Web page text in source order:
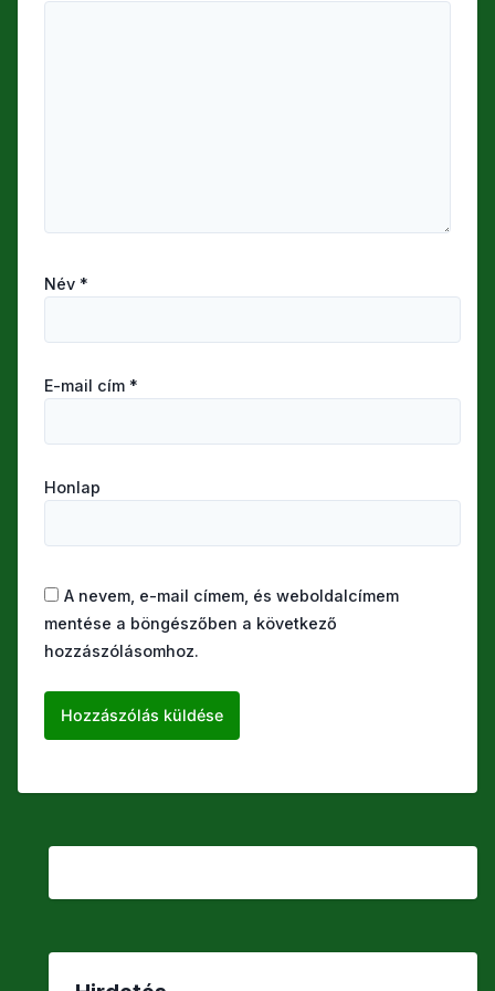
Név *
E-mail cím *
Honlap
A nevem, e-mail címem, és weboldalcímem
mentése a böngészőben a következő
hozzászólásomhoz.